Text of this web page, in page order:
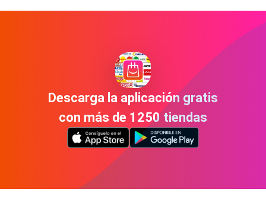
Descarga la aplicación gratis
con más de 1250 tiendas